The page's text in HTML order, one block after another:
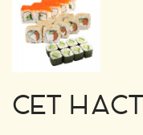
СЕТ